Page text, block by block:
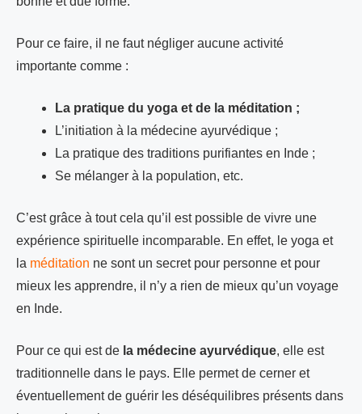
Pour ce faire, il ne faut négliger aucune activité
importante comme :
La pratique du yoga et de la méditation ;
L’initiation à la médecine ayurvédique ;
La pratique des traditions purifiantes en Inde ;
Se mélanger à la population, etc.
C’est grâce à tout cela qu’il est possible de vivre une
expérience spirituelle incomparable. En effet, le yoga et
la méditation ne sont un secret pour personne et pour
mieux les apprendre, il n’y a rien de mieux qu’un voyage
en Inde.
Pour ce qui est de la médecine ayurvédique, elle est
traditionnelle dans le pays. Elle permet de cerner et
éventuellement de guérir les déséquilibres présents dans